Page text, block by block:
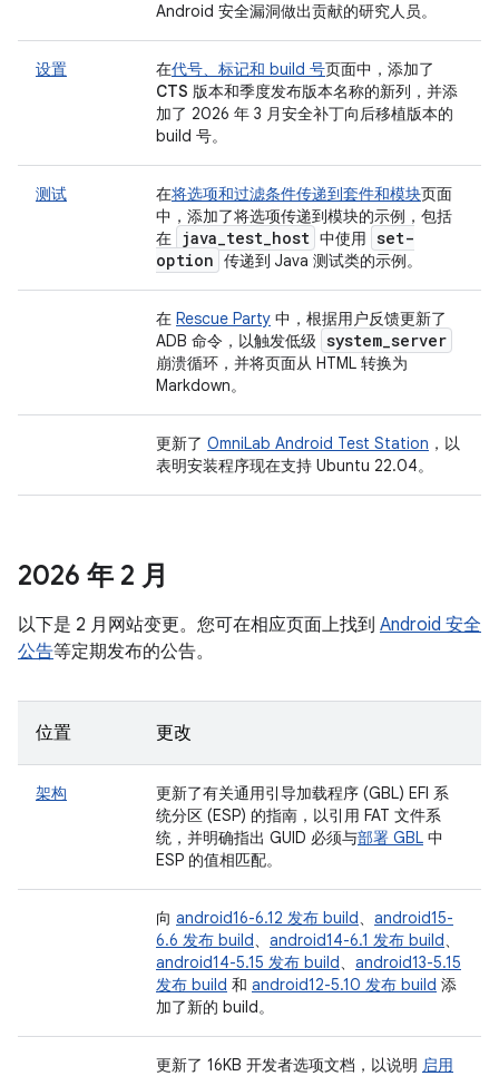
Android 安全漏洞做出贡献的研究人员。
设置 在代号、标记和 build 号页面中，添加了
CTS 版本和季度发布版本名称的新列，并添
加了 2026 年 3 月安全补丁向后移植版本的
build 号。
测试 在将选项和过滤条件传递到套件和模块页面
中，添加了将选项传递到模块的示例，包括
在 java_test_host 中使用 set-
option 传递到 Java 测试类的示例。
在 Rescue Party 中，根据用户反馈更新了
ADB 命令，以触发低级 system_server
崩溃循环，并将页面从 HTML 转换为
Markdown。
更新了 OmniLab Android Test Station ，以
表明安装程序现在支持 Ubuntu 22.04。
2026 年 2 月
以下是 2 月网站变更。您可在相应页面上找到 Android 安全
公告等定期发布的公告。
位置 更改
架构
更新了有关通用引导加载程序 (GBL) EFI 系
统分区 (ESP) 的指南，以引用 FAT 文件系
统，并明确指出 GUID 必须与部署 GBL 中
ESP 的值相匹配。
向 android16-6.12 发布 build、 android15-
6.6 发布 build、 android14-6.1 发布 build、
android14-5.15 发布 build、 android13-5.15
发布 build 和 android12-5.10 发布 build 添
加了新的 build。
更新了 16KB 开发者选项文档，以说明 启用